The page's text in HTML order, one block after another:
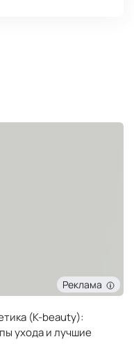
Реклама
(K-beauty):
ухода и лучшие